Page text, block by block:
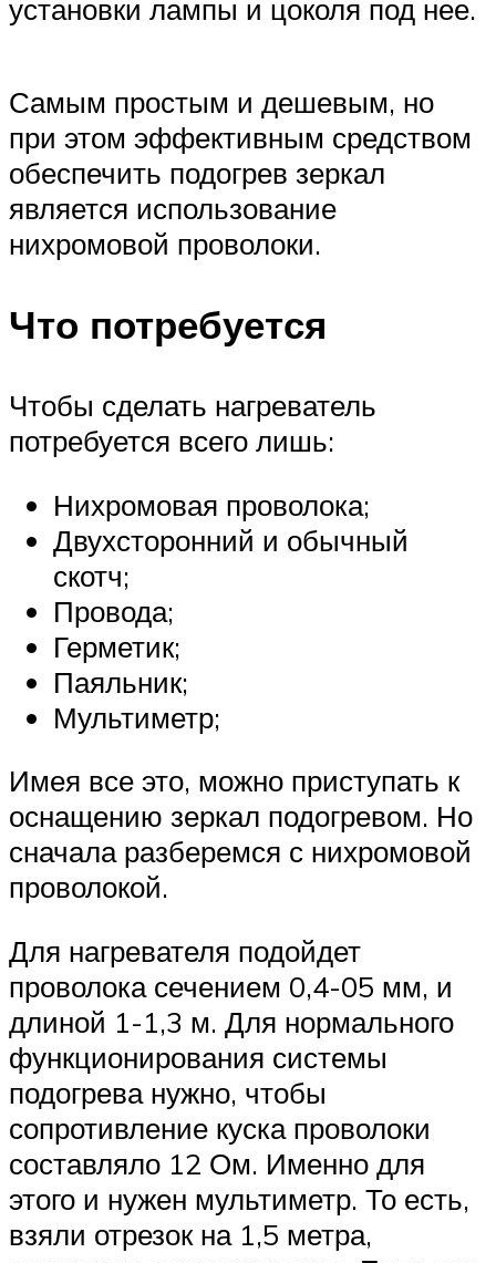
установки лампы и цоколя под нее.
Самым простым и дешевым, но
при этом эффективным средством
обеспечить подогрев зеркал
является использование
нихромовой проволоки.
Что потребуется
Чтобы сделать нагреватель
потребуется всего лишь:
Нихромовая проволока;
Двухсторонний и обычный
скотч;
Провода;
Герметик;
Паяльник;
Мультиметр;
Имея все это, можно приступать к
оснащению зеркал подогревом. Но
сначала разберемся с нихромовой
проволокой.
Для нагревателя подойдет
проволока сечением 0,4-05 мм, и
длиной 1-1,3 м. Для нормального
функционирования системы
подогрева нужно, чтобы
сопротивление куска проволоки
составляло 12 Ом. Именно для
этого и нужен мультиметр. То есть,
взяли отрезок на 1,5 метра,